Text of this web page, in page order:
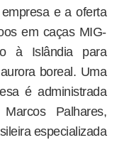
e a oferta
em caças MIG-
à Islândia para
boreal. Uma
é administrada
Palhares,
especializada